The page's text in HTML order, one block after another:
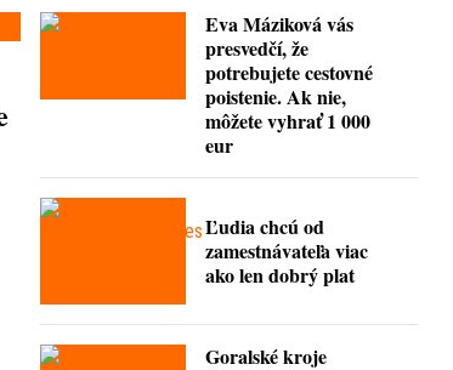
Eva Máziková vás
presvedčí, že
potrebujete cestovné
poistenie. Ak nie,
môžete vyhrať 1 000
eur
Ľudia chcú od
zamestnávateľa viac
ako len dobrý plat
Goralské kroje